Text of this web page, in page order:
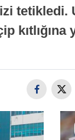
tetikledi.